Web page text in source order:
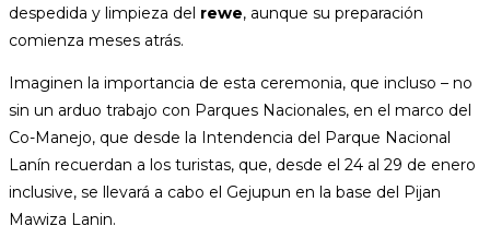
despedida y limpieza del rewe, aunque su preparación
comienza meses atrás.
Imaginen la importancia de esta ceremonia, que incluso – no
sin un arduo trabajo con Parques Nacionales, en el marco del
Co-Manejo, que desde la Intendencia del Parque Nacional
Lanín recuerdan a los turistas, que, desde el 24 al 29 de enero
inclusive, se llevará a cabo el Gejupun en la base del Pijan
Mawiza Lanin.